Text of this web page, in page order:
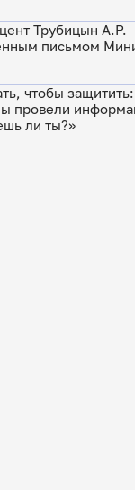
Трубицын А.Р.
письмом
чтобы защитить:
провели
ли ты?»